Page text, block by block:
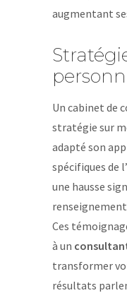
augmentant
Un cabinet de
stratégie sur
adapté son
spécifiques de
une hausse
Ces
à un
transformer
résultats